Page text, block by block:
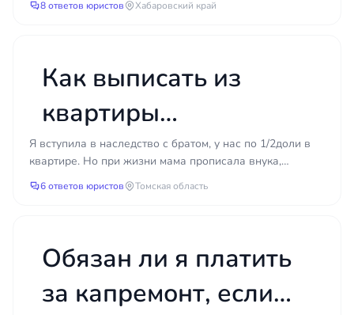
домовой книги).
уведомления — в бумажном или
Решения суда или постановления, если
дело уже рассматривалось ранее.
Квитанции об оплате жилья и
несколько месяцев.
жёсткие процессуальные сроки: пропустить срок
обжалования отказа или не среагировать на
лишиться инструментов защиты. Именно поэтому
8 ответов юристов Хабаровский край
Как выписать из
квартиры
прописанного там
внука, чтобы продать
Я вступила в наследство с братом, у нас по 1/2доли в
квартире. Но при жизни мама прописала внука,
который до сих пор прописан. Он совершеннолетний,
6 ответов юристов Томская область
Обязан ли я платить
за капремонт, если